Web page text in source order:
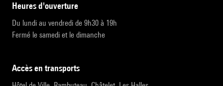
heures d'ouverture
Du lundi au vendredi de 9h30 à 19h
Fermé le samedi et le dimanche
accès en transports